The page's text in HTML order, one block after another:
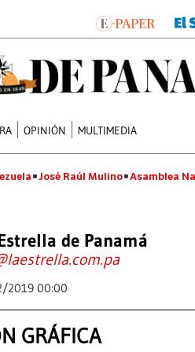
OPINIÓN MULTIMEDIA
José Raúl Mulino Asamblea
de Panamá
2019 00:00
GRÁFICA